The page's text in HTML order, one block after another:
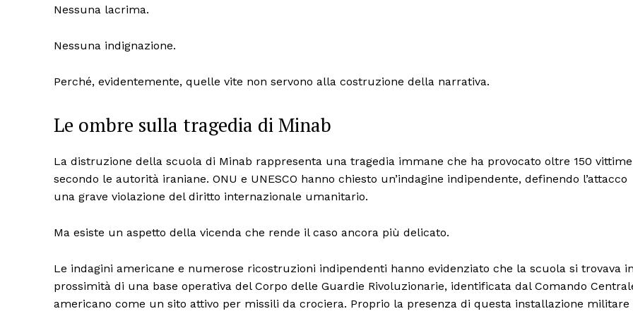
Nessuna lacrima.
Nessuna indignazione.
Perché, evidentemente, quelle vite non servono alla costruzione della narrativa.
Le ombre sulla tragedia di Minab
La distruzione della scuola di Minab rappresenta una tragedia immane che ha provocato oltre 150 vittime
secondo le autorità iraniane. ONU e UNESCO hanno chiesto un’indagine indipendente, definendo l’attacco
una grave violazione del diritto internazionale umanitario.
Ma esiste un aspetto della vicenda che rende il caso ancora più delicato.
Le indagini americane e numerose ricostruzioni indipendenti hanno evidenziato che la scuola si trovava
prossimità di una base operativa del Corpo delle Guardie Rivoluzionarie, identificata dal Comando
americano come un sito attivo per missili da crociera. Proprio la presenza di questa installazione militare